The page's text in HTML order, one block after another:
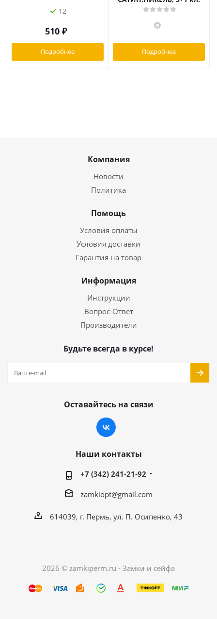
12
510 ₽
Подробнее Подробнее
Компания
Новости
Политика
Помощь
Условия оплаты
Условия доставки
Гарантия на товар
Информация
Инструкции
Вопрос-Ответ
Производители
Будьте всегда в курсе!
Оставайтесь на связи
Наши контакты
+7 (342) 241-21-92
zamkiopt@gmail.com
614039, г. Пермь, ул. П. Осипенко, 43
2026 © zamkiperm.ru - Замки и сейфа